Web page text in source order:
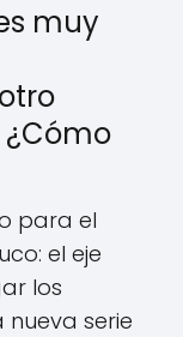
muy
para el
el eje
los
serie